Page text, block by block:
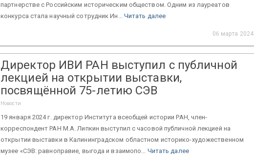
партнерстве с Российским историческим обществом. Одним из лауреатов
конкурса стала научный сотрудник Ин... Читать далее
06 марта 2024
Директор ИВИ РАН выступил c публичной
лекцией на открытии выставки,
посвящённой 75-летию СЭВ
Новости
19 января 2024 г. директор Института всеобщей истории РАН, член-
корреспондент РАН М.А. Липкин выступил с часовой публичной лекцией на
открытии выставки в Калининградском областном историко-художественном
музее «СЭВ: равноправие, выгода и взаимопо... Читать далее